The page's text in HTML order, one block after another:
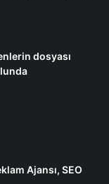
dosyası
Ajansı, SEO